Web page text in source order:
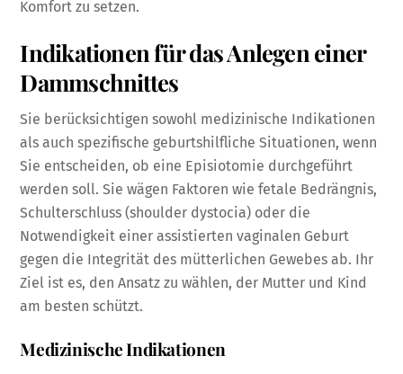
Komfort zu setzen.
Indikationen für das Anlegen einer
Dammschnittes
Sie berücksichtigen sowohl medizinische Indikationen
als auch spezifische geburtshilfliche Situationen, wenn
Sie entscheiden, ob eine Episiotomie durchgeführt
werden soll. Sie wägen Faktoren wie fetale Bedrängnis,
Schulterschluss (shoulder dystocia) oder die
Notwendigkeit einer assistierten vaginalen Geburt
gegen die Integrität des mütterlichen Gewebes ab. Ihr
Ziel ist es, den Ansatz zu wählen, der Mutter und Kind
am besten schützt.
Medizinische Indikationen